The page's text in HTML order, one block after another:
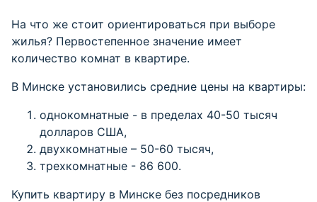
На что же стоит ориентироваться при выборе
жилья? Первостепенное значение имеет
количество комнат в квартире.
В Минске установились средние цены на квартиры:
однокомнатные - в пределах 40-50 тысяч
долларов США,
двухкомнатные – 50-60 тысяч,
трехкомнатные - 86 600.
Купить квартиру в Минске без посредников